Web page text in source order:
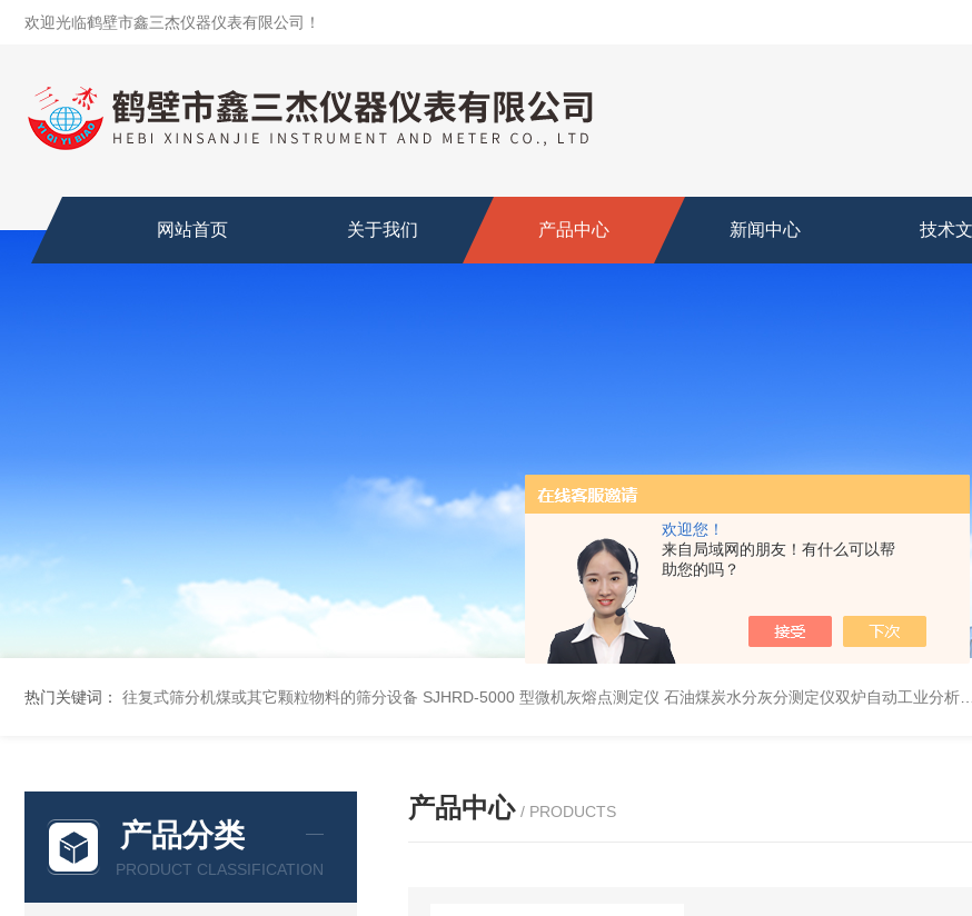
欢迎您！
来自局域网的朋友！有什么可以帮
助您的吗？
欢迎光临鹤壁市鑫三杰仪器仪表有限公司！
网站首页 关于我们 产品中心 新闻中心 技术
热门关键词： 往复式筛分机煤或其它颗粒物料的筛分设备 SJHRD-5000 型微机灰熔点测定仪 石油煤炭水分灰分测定仪双炉自动工业分析仪
产品分类
PRODUCT CLASSIFICATION
产品中心 / PRODUCTS